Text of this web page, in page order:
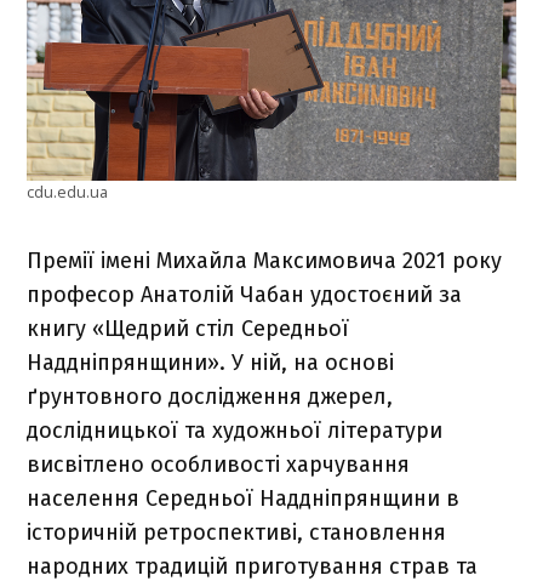
cdu.edu.ua
Премії імені Михайла Максимовича 2021 року
професор Анатолій Чабан удостоєний за
книгу «Щедрий стіл Середньої
Наддніпрянщини». У ній, на основі
ґрунтовного дослідження джерел,
дослідницької та художньої літератури
висвітлено особливості харчування
населення Середньої Наддніпрянщини в
історичній ретроспективі, становлення
народних традицій приготування страв та